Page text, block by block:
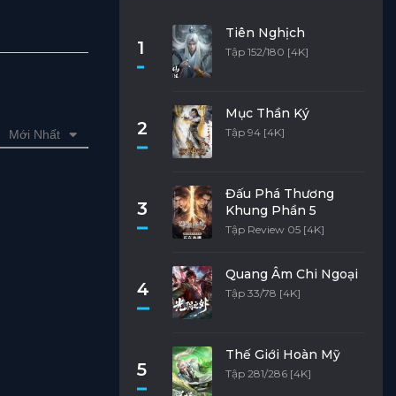
Mới Nhất
1
Tiên Nghịch
Tập 152/180 [4K]
2
Mục Thần Ký
Tập 94 [4K]
3
Đấu Phá Thương
Khung Phần 5
Tập Review 05 [4K]
4
Quang Âm Chi Ngoại
Tập 33/78 [4K]
5
Thế Giới Hoàn Mỹ
Tập 281/286 [4K]